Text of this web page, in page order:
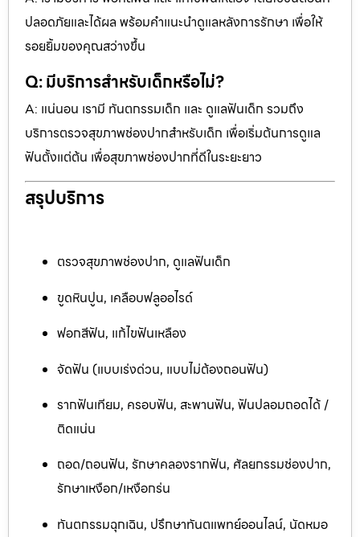
ปลอดภัยและได้ผล พร้อมคำแนะนำดูแลหลังการรักษา เพื่อให้
รอยยิ้มของคุณสว่างขึ้น
Q: มีบริการสำหรับเด็กหรือไม่?
A: แน่นอน เรามี ทันตกรรมเด็ก และ ดูแลฟันเด็ก รวมถึง
บริการตรวจสุขภาพช่องปากสำหรับเด็ก เพื่อเริ่มต้นการดูแล
ฟันตั้งแต่ต้น เพื่อสุขภาพช่องปากที่ดีในระยะยาว
สรุปบริการ
ตรวจสุขภาพช่องปาก, ดูแลฟันเด็ก
ขูดหินปูน, เคลือบฟลูออไรด์
ฟอกสีฟัน, แก้ไขฟันเหลือง
จัดฟัน (แบบเร่งด่วน, แบบไม่ต้องถอนฟัน)
รากฟันเทียม, ครอบฟัน, สะพานฟัน, ฟันปลอมถอดได้ /
ติดแน่น
ถอด/ถอนฟัน, รักษาคลองรากฟัน, ศัลยกรรมช่องปาก,
รักษาเหงือก/เหงือกร่น
ทันตกรรมฉุกเฉิน, ปรึกษาทันตแพทย์ออนไลน์, นัดหมอ